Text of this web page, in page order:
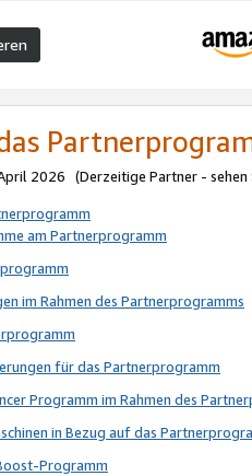
2026 (Derzeitige Partner - sehen
am Partnerprogramm
im Rahmen des Partnerprogramms
für das Partnerprogramm
Programm im Rahmen des
in Bezug auf das
Programm